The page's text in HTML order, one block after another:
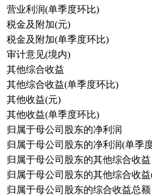
营业利润(单季度环比)
税金及附加(元)
税金及附加(单季度环比)
审计意见(境内)
其他综合收益
其他综合收益(单季度环比)
其他收益(元)
其他收益(单季度环比)
归属于母公司股东的净利润
归属于母公司股东的净利润(单季
归属于母公司股东的其他综合收益
归属于母公司股东的其他综合收
归属于母公司股东的综合收益总额